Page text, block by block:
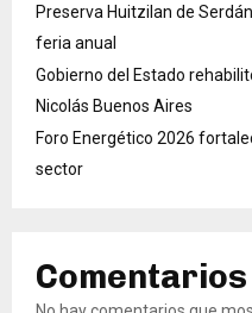
Preserva Huitzilan de
feria anual
Gobierno del Estado
Nicolás Buenos Aires
Foro Energético 2026
sector